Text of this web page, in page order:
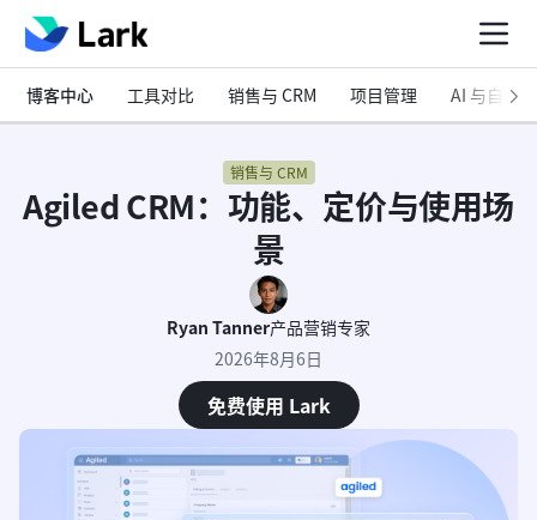
博客中心 工具对比 销售与 CRM 项目管理 AI 与自动化
销售与 CRM
Agiled CRM：功能、定价与使用场
景
Ryan Tanner产品营销专家
2026年8月6日
免费使用 Lark